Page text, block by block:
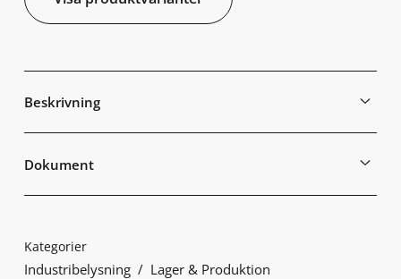
Beskrivning
Dokument
Kategorier
Industribelysning Lager & Produktion